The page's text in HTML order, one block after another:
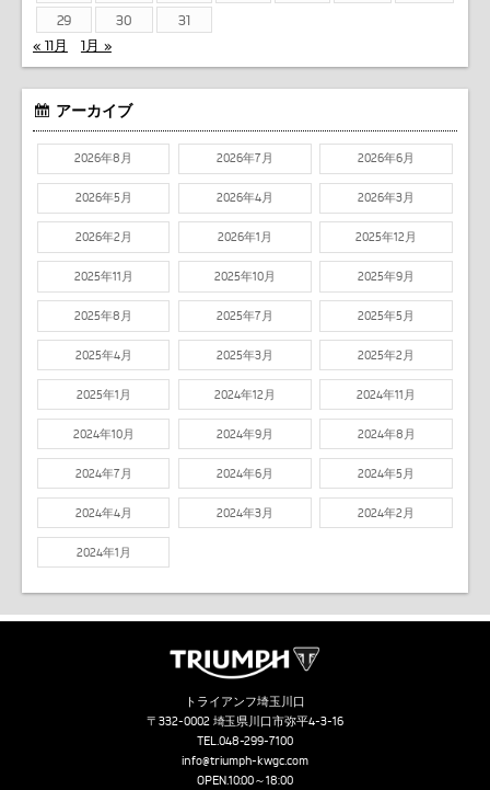
29
30
31
« 11月
1月 »
アーカイブ
2026年8月 2026年7月 2026年6月
2026年5月 2026年4月 2026年3月
2026年2月 2026年1月 2025年12月
2025年11月 2025年10月 2025年9月
2025年8月 2025年7月 2025年5月
2025年4月 2025年3月 2025年2月
2025年1月 2024年12月 2024年11月
2024年10月 2024年9月 2024年8月
2024年7月 2024年6月 2024年5月
2024年4月 2024年3月 2024年2月
2024年1月
トライアンフ埼玉川口
〒332-0002 埼玉県川口市弥平4-3-16
TEL. 048-299-7100
info@triumph-kwgc.com
OPEN.10:00～18:00